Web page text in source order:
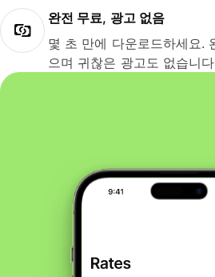
완전 무료, 광고 없음
몇 초 만에 다운로드하세요.
으며 귀찮은 광고도 없습니